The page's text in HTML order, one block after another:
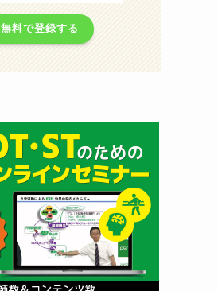
無料で登録する